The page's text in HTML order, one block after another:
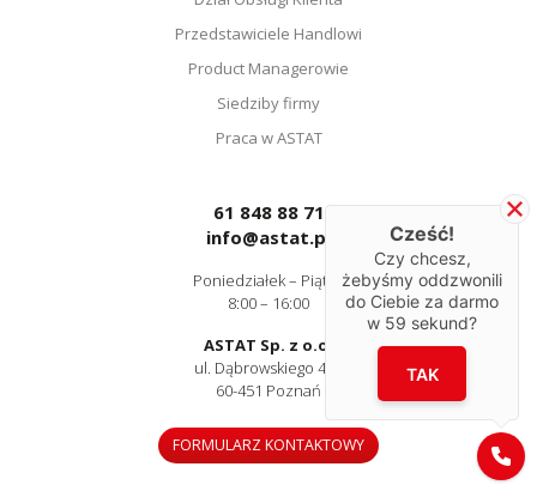
Przedstawiciele Handlowi
Product Managerowie
Siedziby firmy
Praca w ASTAT
61 848 88 71
info@astat.pl
Poniedziałek – Piątek
8:00 – 16:00
ASTAT Sp. z o.o.
ul. Dąbrowskiego 441
60-451 Poznań
FORMULARZ KONTAKTOWY
Cześć!
Czy chcesz,
żebyśmy oddzwonili
do Ciebie za darmo
w 59 sekund?
TAK